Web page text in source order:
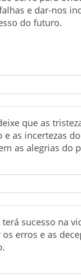
e dar-nos
do futuro.
que as
e as incertezas
as alegrias do
terá sucesso na
erros e as